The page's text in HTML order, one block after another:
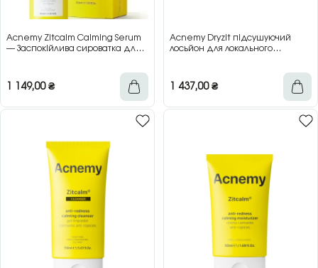
Acnemy Zitcalm Calming Serum
— Заспокійлива сироватка для
1 149,00₴
Acnemy Dryzit підсушуючий
лосьйон для локального
1 437,00₴